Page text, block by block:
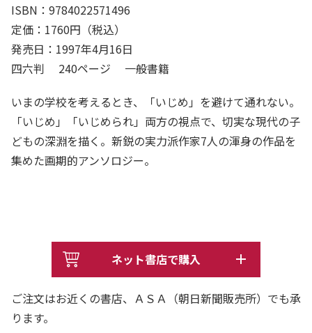
ISBN：9784022571496
定価：1760円（税込）
発売日：1997年4月16日
四六判 240ページ 一般書籍
いまの学校を考えるとき、「いじめ」を避けて通れない。
「いじめ」「いじめられ」両方の視点で、切実な現代の子
どもの深淵を描く。新鋭の実力派作家7人の渾身の作品を
集めた画期的アンソロジー。
ネット書店で購入
ご注文はお近くの書店、ＡＳＡ（朝日新聞販売所）でも承
ります。